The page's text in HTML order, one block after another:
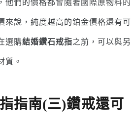
他們的價格都會隨著國際原物料的
來說，純度越高的鉑金價格還有可
選購結婚鑽石戒指之前，可以與另
質。
指南(三)鑽戒還可